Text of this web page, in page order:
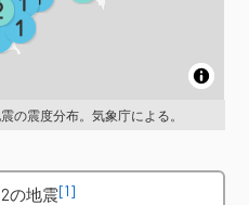
の震度分布。気象庁による。
の地震[1]